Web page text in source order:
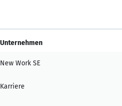
Unternehmen
New Work SE
Karriere